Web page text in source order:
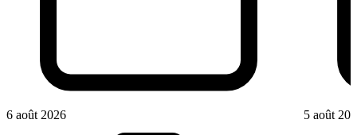
6 août 2026 5 août